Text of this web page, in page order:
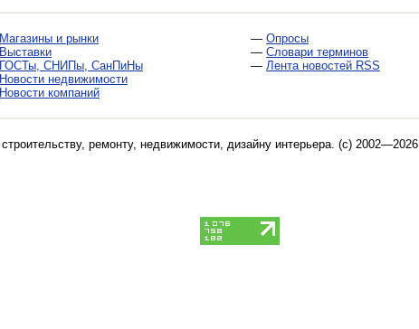
Магазины и рынки
Выставки
ГОСТы, СНИПы, СанПиНы
Новости недвижимости
Новости компаний
— Опросы
— Словари терминов
— Лента новостей RSS
строительству, ремонту, недвижимости, дизайну интерьера. (c) 2002—2026